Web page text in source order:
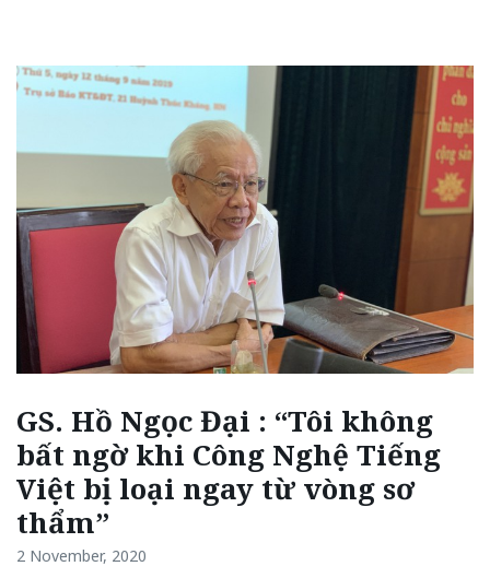
GS. Hồ Ngọc Đại : “Tôi không
bất ngờ khi Công Nghệ Tiếng
Việt bị loại ngay từ vòng sơ
thẩm”
2 November, 2020